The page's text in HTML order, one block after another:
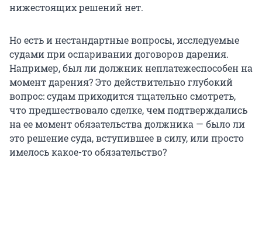
нижестоящих решений нет.
Но есть и нестандартные вопросы, исследуемые
судами при оспаривании договоров дарения.
Например, был ли должник неплатежеспособен на
момент дарения? Это действительно глубокий
вопрос: судам приходится тщательно смотреть,
что предшествовало сделке, чем подтверждались
на ее момент обязательства должника — было ли
это решение суда, вступившее в силу, или просто
имелось какое-то обязательство?